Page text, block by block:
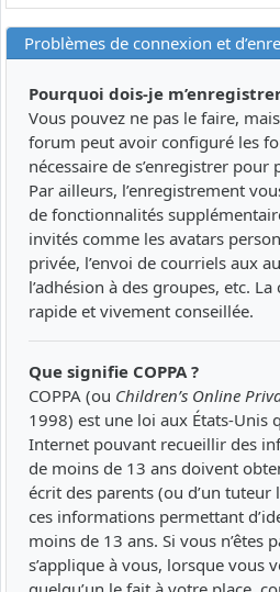
Problèmes de connexion et
Pourquoi dois-je
Vous pouvez ne pas le faire,
forum peut avoir configuré les
nécessaire de s’enregistrer pour
Par ailleurs, l’enregistrement
de fonctionnalités
invités comme les avatars
privée, l’envoi de courriels aux
l’adhésion à des groupes, etc.
rapide et vivement conseillée.
Que signifie COPPA ?
COPPA (ou Children’s Online
1998) est une loi aux États-Unis
Internet pouvant recueillir des
de moins de 13 ans doivent
écrit des parents (ou d’un
ces informations permettant
moins de 13 ans. Si vous n’êtes
s’applique à vous, lorsque vous